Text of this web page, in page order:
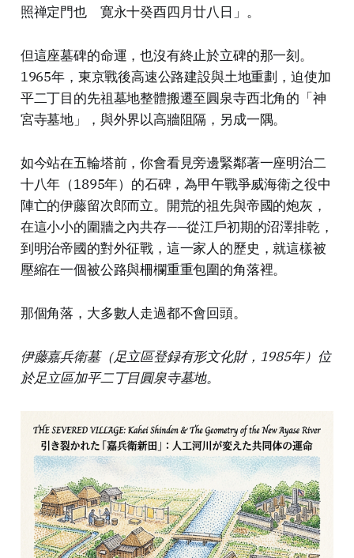
照禅定門也 寛永十癸酉四月廿八日」。
但這座墓碑的命運，也沒有終止於立碑的那一刻。
1965年，東京戰後高速公路建設與土地重劃，迫使加
平二丁目的先祖墓地整體搬遷至圓泉寺西北角的「神
宮寺墓地」，與外界以高牆阻隔，另成一隅。
如今站在五輪塔前，你會看見旁邊緊鄰著一座明治二
十八年（1895年）的石碑，為甲午戰爭威海衛之役中
陣亡的伊藤留次郎而立。開荒的祖先與帝國的炮灰，
在這小小的圍牆之內共存——從江戶初期的沼澤排乾，
到明治帝國的對外征戰，這一家人的歷史，就這樣被
壓縮在一個被公路與柵欄重重包圍的角落裡。
那個角落，大多數人走過都不會回頭。
伊藤嘉兵衛墓（足立區登録有形文化財，1985年）位
於足立區加平二丁目圓泉寺墓地。